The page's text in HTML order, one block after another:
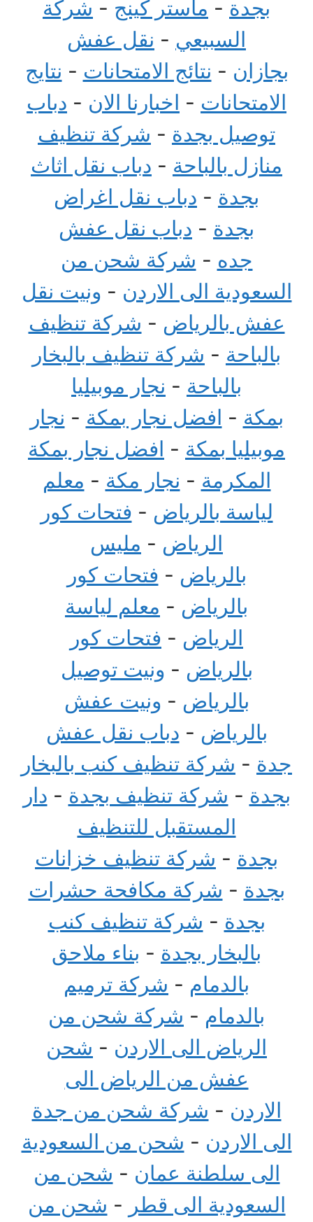
بجدة - ماستر كينج - شركة
السبيعي - نقل عفش
بجازان - نتائج الامتحانات - نتايج
الامتحانات - اخبارنا الان - دباب
توصيل بجدة - شركة تنظيف
منازل بالباحة - دباب نقل اثاث
بجدة - دباب نقل اغراض
بجدة - دباب نقل عفش
جده - شركة شحن من
السعودية الى الاردن - ونيت نقل
عفش بالرياض - شركة تنظيف
بالباحة - شركة تنظيف بالبخار
بالباحة - نجار موبيليا
بمكة - افضل نجار بمكة - نجار
موبيليا بمكة - افضل نجار بمكة
المكرمة - نجار مكة - معلم
لياسة بالرياض - فتحات كور
الرياض - مليس
بالرياض - فتحات كور
بالرياض - معلم لياسة
الرياض - فتحات كور
بالرياض - ونيت توصيل
بالرياض - ونيت عفش
بالرياض - دباب نقل عفش
جدة - شركة تنظيف كنب بالبخار
بجدة - شركة تنظيف بجدة - دار
المستقبل للتنظيف
بجدة - شركة تنظيف خزانات
بجدة - شركة مكافحة حشرات
بجدة - شركة تنظيف كنب
بالبخار بجدة - بناء ملاحق
بالدمام - شركة ترميم
بالدمام - شركة شحن من
الرياض الى الاردن - شحن
عفش من الرياض الى
الاردن - شركة شحن من جدة
الى الاردن - شحن من السعودية
الى سلطنة عمان - شحن من
السعودية الى قطر - شحن من